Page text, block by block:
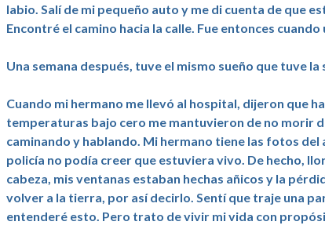
labio. Salí de mi pequeño auto y me di cuenta de que
Encontré el camino hacia la calle. Fue entonces
Una semana después, tuve el mismo sueño que tuve
Cuando mi hermano me llevó al hospital, dijeron que
temperaturas bajo cero me mantuvieron de no morir
caminando y hablando. Mi hermano tiene las fotos
policía no podía creer que estuviera vivo. De hecho,
cabeza, mis ventanas estaban hechas añicos y la
volver a la tierra, por así decirlo. Sentí que traje una
entenderé esto. Pero trato de vivir mi vida con